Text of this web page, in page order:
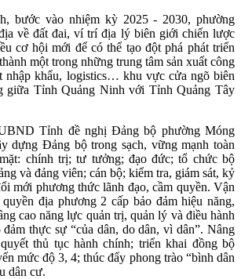
bước vào nhiệm kỳ 2025 - 2030, phường
về đất đai, ví trí địa lý biên giới chiến lược
cơ hội mới để có thể tạo đột phá phát triển
một trong những trung tâm sản xuất công
nhập khẩu, logistics… khu vực cửa ngõ biên
giữa Tỉnh Quảng Ninh với Tỉnh Quảng Tây
Tỉnh đề nghị Đảng bộ phường Móng
dựng Đảng bộ trong sạch, vững mạnh toàn
chính trị; tư tưởng; đạo đức; tổ chức bộ
và đảng viên; cán bộ; kiểm tra, giám sát, kỷ
mới phương thức lãnh đạo, cầm quyền. Vận
địa phương 2 cấp bảo đảm hiệu năng,
cao năng lực quản trị, quản lý và điều hành
thực sự “của dân, do dân, vì dân”. Nâng
thủ tục hành chính; triển khai đồng bộ
mức độ 3, 4; thúc đẩy phong trào “bình dân
dân cư.